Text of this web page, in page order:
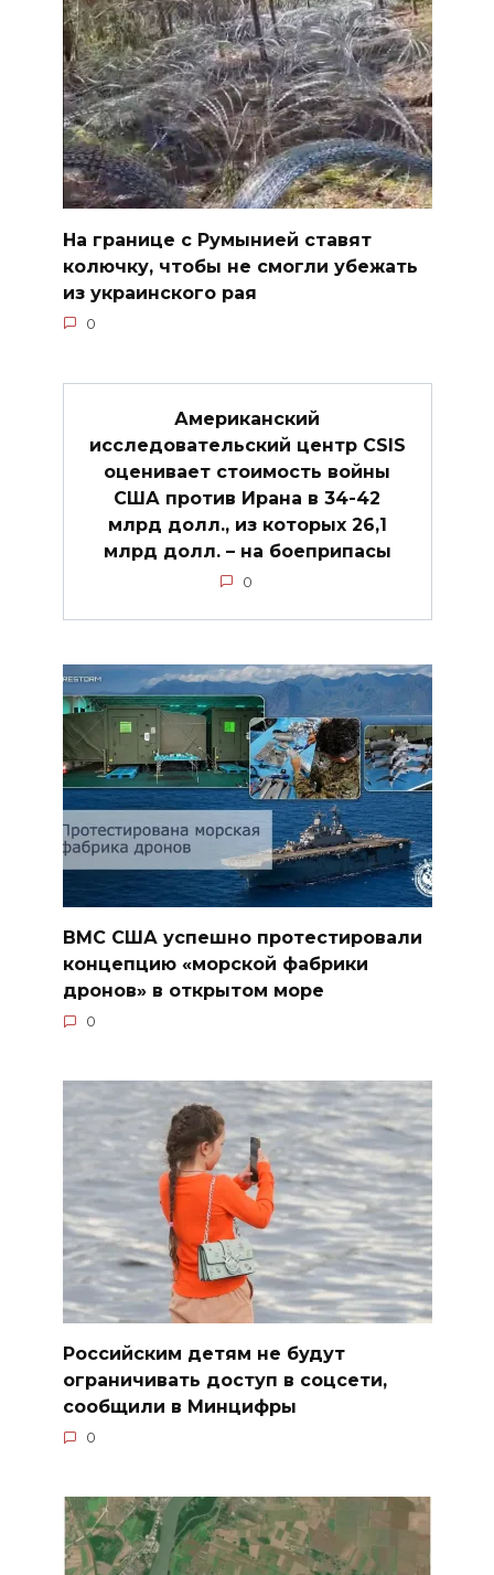
На границе с Румынией ставят
колючку, чтобы не смогли убежать
из украинского рая
0
Американский
исследовательский центр CSIS
оценивает стоимость войны
США против Ирана в 34-42
млрд долл., из которых 26,1
млрд долл. – на боеприпасы
0
ВМС США успешно протестировали
концепцию «морской фабрики
дронов» в открытом море
0
Российским детям не будут
ограничивать доступ в соцсети,
сообщили в Минцифры
0